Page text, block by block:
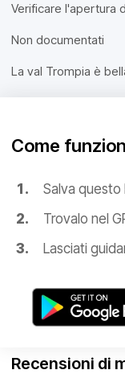
Verificare l'apertura
Non documentati
La val Trompia è
Come
Salva questo
Trovalo nel
Lasciati
Recensioni di